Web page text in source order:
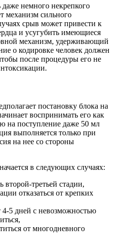
немного некрепкого
механизм сильного
срыв может привести к
и усугубить имеющиеся
механизм, удерживающий
о кодировке человек должен
после процедуры его не
постановку блока на
воспринимать его как
на поступление даже 50 мл
выполняется только при
на нее со стороны
в следующих случаях:
второй-третьей стадии,
отказаться от крепких
4-5 дней с невозможностью
от многодневного